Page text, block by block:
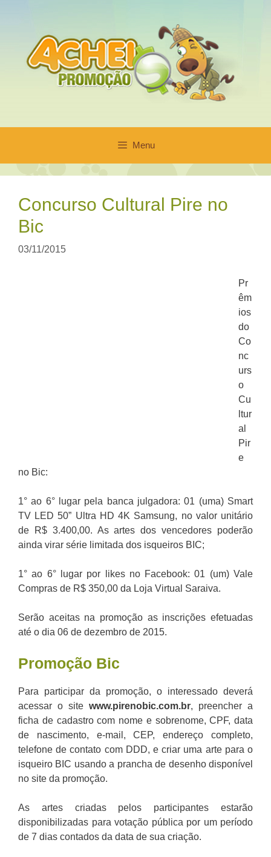
conteúdo
Menu
Concurso Cultural Pire no
Bic
03/11/2015
Pr
êm
ios
do
Co
nc
urs
o
Cu
ltur
al
Pir
e
no Bic:
1° ao 6° lugar pela banca julgadora: 01 (uma) Smart
TV LED 50” Ultra HD 4K Samsung, no valor unitário
de R$ 3.400,00. As artes dos vencedores poderão
ainda virar série limitada dos isqueiros BIC;
1° ao 6° lugar por likes no Facebook: 01 (um) Vale
Compras de R$ 350,00 da Loja Virtual Saraiva.
Serão aceitas na promoção as inscrições efetuadas
até o dia 06 de dezembro de 2015.
Promoção Bic
Para participar da promoção, o interessado deverá
acessar o site www.pirenobic.com.br, preencher a
ficha de cadastro com nome e sobrenome, CPF, data
de nascimento, e-mail, CEP, endereço completo,
telefone de contato com DDD, e criar uma arte para o
isqueiro BIC usando a prancha de desenho disponível
no site da promoção.
As artes criadas pelos participantes estarão
disponibilizadas para votação pública por um período
de 7 dias contados da data de sua criação.